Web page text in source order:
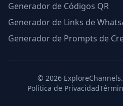
Generador de Códigos QR
Generador de Links de
Generador de Prompts de
© 2026
Política de Privacidad